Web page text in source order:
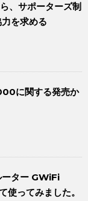
、サポーターズ制
を求める
に関する発売か
ター GWiFi
ってみました。